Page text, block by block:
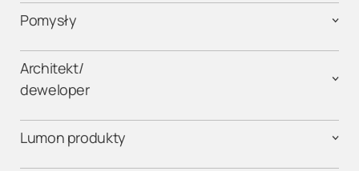
Pomysły
Architekt/
deweloper
Lumon produkty